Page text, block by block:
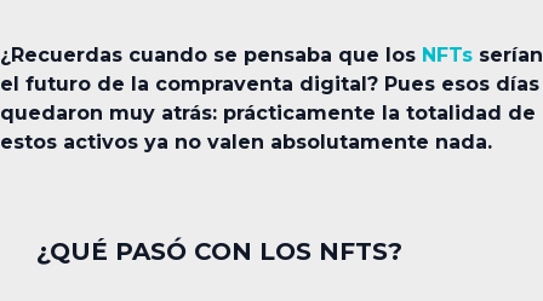
¿Recuerdas cuando se pensaba que los NFTs serían
el futuro de la compraventa digital? Pues esos días
quedaron muy atrás: prácticamente la totalidad de
estos activos ya no valen absolutamente nada.
¿QUÉ PASÓ CON LOS NFTS?